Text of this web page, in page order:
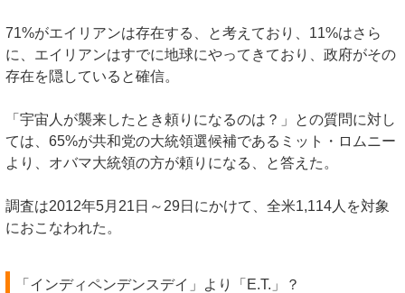
71%がエイリアンは存在する、と考えており、11%はさら
に、エイリアンはすでに地球にやってきており、政府がその
存在を隠していると確信。
「宇宙人が襲来したとき頼りになるのは？」との質問に対し
ては、65%が共和党の大統領選候補であるミット・ロムニー
より、オバマ大統領の方が頼りになる、と答えた。
調査は2012年5月21日～29日にかけて、全米1,114人を対象
におこなわれた。
「インディペンデンスデイ」より「E.T.」？